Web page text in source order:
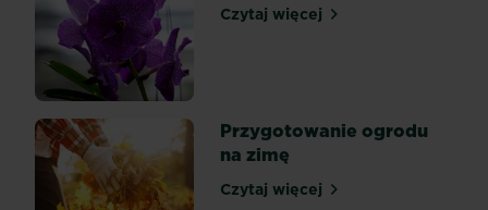
od
wczesnej
wiosny
do
późnej
jesieni,
gdy...
Czytaj więcejPodlewanie storczyków
Przygotowanie ogrodu
na zimę
Czytaj więcejPrzygotowanie ogrodu na